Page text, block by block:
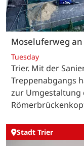
Moseluferweg
Tuesday
Trier. Mit der
Treppenabgangs
zur Umgestaltung
Stadt Trier